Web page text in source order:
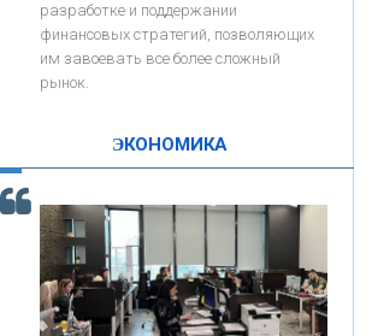
«АВТОГРАДБАНК»
КОНТАКТЫ
Скорость - один из главных трендов в
кредитовании бизнеса - «Интервью»
разработке и поддержании
финансовых стратегий, позволяющих
им завоевать все более сложный
рынок.
ЭКОНОМИКА